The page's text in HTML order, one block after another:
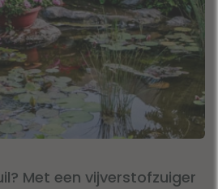
Met een vijverstofzuiger